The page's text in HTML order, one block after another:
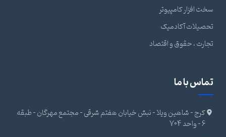
سخت افزار کامپیوتر
تحصیلات آکادمیک
تجارت ، حقوق و اقتصاد
تماس با ما
کرج - شاهین ویلا - نبش خیابان هفتم شرقی - مجتمع مهرگان - طبقه
6 - واحد 704